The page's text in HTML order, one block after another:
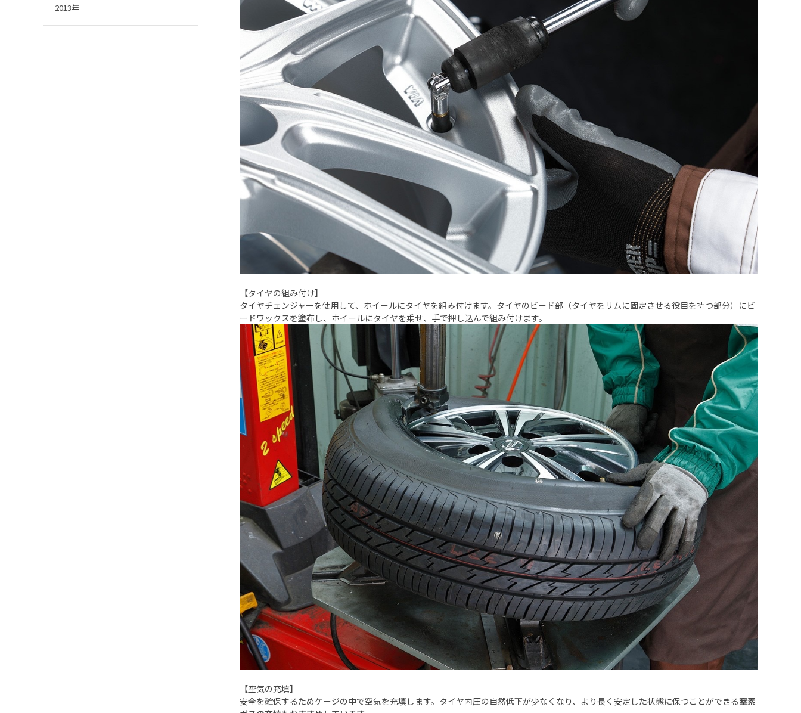
【タイヤの組み付け】
タイヤチェンジャーを使用して、ホイールにタイヤを組み付けます。タイヤのビード部（タイヤをリムに固定させる役目を持つ部分）にビ
ードワックスを塗布し、ホイールにタイヤを乗せ、手で押し込んで組み付けます。
【空気の充填】
安全を確保するためケージの中で空気を充填します。タイヤ内圧の自然低下が少なくなり、より長く安定した状態に保つことができる窒素
2013年